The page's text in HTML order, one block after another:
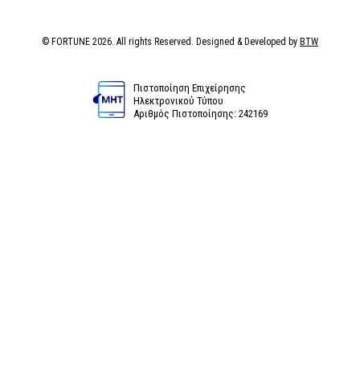
© FORTUNE 2026. All rights Reserved. Designed & Developed by BTW
Πιστοποίηση Επιχείρησης
Ηλεκτρονικού Τύπου
Αριθμός Πιστοποίησης: 242169